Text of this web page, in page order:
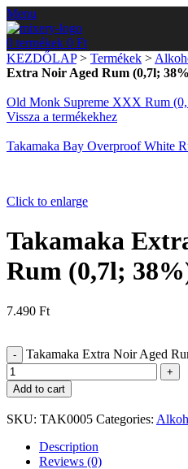
Menu
0 termékek 0 Ft
KEZDŐLAP> Termékek >
Extra Noir Aged Rum (0,7l;
Old Monk Supreme XXX Rum
Vissza a termékekhez
Takamaka Bay Overproof White
Click to enlarge
Takamaka
Rum (0,7l;
7.490 Ft
Takamaka Extra Noir Aged
Add to cart
SKU: TAK0005 Categories:
Description
Reviews (0)